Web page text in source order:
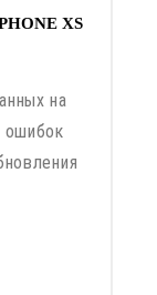
XS
на
ошибок